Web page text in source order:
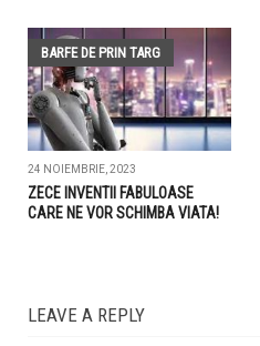
BARFE DE PRIN TARG
24 NOIEMBRIE, 2023
ZECE INVENTII FABULOASE
CARE NE VOR SCHIMBA VIATA!
LEAVE A REPLY